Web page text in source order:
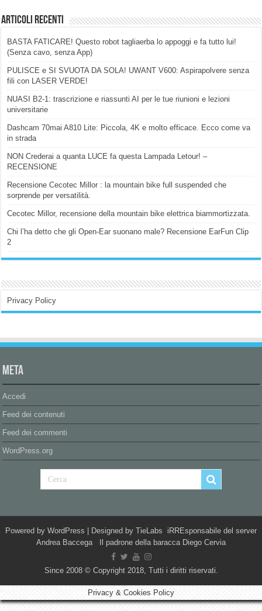
Articoli Recenti
BASTA FATICARE! Questo robot tagliaerba lo appoggi e fa tutto lui!
(Senza cavo, senza App)
PULISCE e SI SVUOTA DA SOLA! UWANT V600: Aspirapolvere senza
fili con LASER VERDE!
NUASI B2-1: trascrizione e riassunti AI per le tue riunioni e lezioni
universitarie
Dashcam 70mai A810 Lite: Piccola, 4K e molto efficace. Ecco come va
in strada
NON Crederai a quanta LUCE fa questa Lampada Letour! –
RECENSIONE
Recensione Cecotec Millor : la mountain bike full suspended che
sorprende per versatilità.
Cecotec Millor, recensione della mountain bike elettrica biammortizzata.
Chi l’ha detto che gli Open-Ear suonano male? Recensione EarFun Clip
2
Privacy Policy
Meta
Accedi
Feed dei contenuti
Feed dei commenti
WordPress.org
Powered by WordPress | Designed by TieLabs iRREsponsabile del server
Andrea Baccega Il padrone della baracca Diego Cervia
Since 2008 © Copyright 2018, Tutti i diritti riservati.
Privacy & Cookies Policy